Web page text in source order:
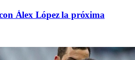
Álex López la próxima